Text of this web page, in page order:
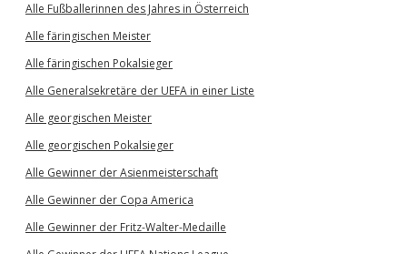
Alle Fußballerinnen des Jahres in Österreich
Alle färingischen Meister
Alle färingischen Pokalsieger
Alle Generalsekretäre der UEFA in einer Liste
Alle georgischen Meister
Alle georgischen Pokalsieger
Alle Gewinner der Asienmeisterschaft
Alle Gewinner der Copa America
Alle Gewinner der Fritz-Walter-Medaille